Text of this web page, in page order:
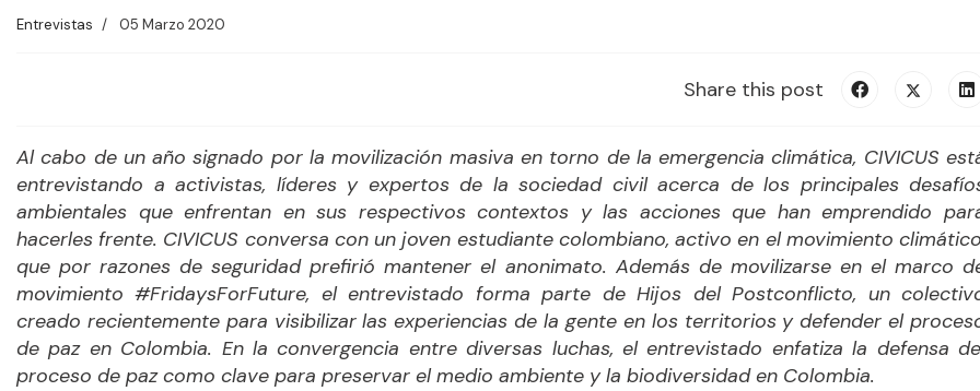
Entrevistas 05 Marzo 2020
Share this post
Al cabo de un año signado por la movilización masiva en torno de la emergencia climática, CIVICUS
entrevistando a activistas, líderes y expertos de la sociedad civil acerca de los principales
ambientales que enfrentan en sus respectivos contextos y las acciones que han emprendido
hacerles frente. CIVICUS conversa con un joven estudiante colombiano, activo en el movimiento
que por razones de seguridad prefirió mantener el anonimato. Además de movilizarse en el marco
movimiento #FridaysForFuture, el entrevistado forma parte de Hijos del Postconflicto, un
creado recientemente para visibilizar las experiencias de la gente en los territorios y defender el
de paz en Colombia. En la convergencia entre diversas luchas, el entrevistado enfatiza la defensa
proceso de paz como clave para preservar el medio ambiente y la biodiversidad en Colombia.